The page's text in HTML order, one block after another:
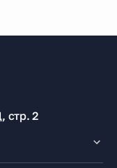
стр. 2